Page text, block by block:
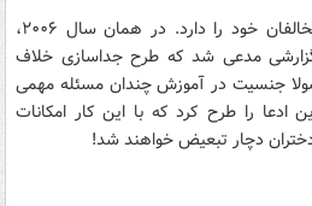
البته این طرح در آمریکا نیز مخالفان خود را دارد. در همان سال ۲۰۰۶،
مدعی شد که طرح جداسازی خلاف
جنسیت در آموزش چندان مسئله مهمی
ادعا را طرح کرد که با این کار امکانات
دچار تبعیض خواهند شد!